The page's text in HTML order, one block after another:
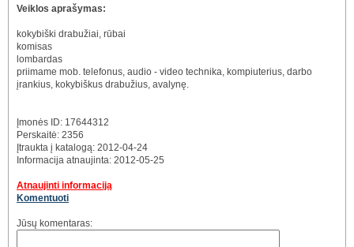
Veiklos aprašymas:
kokybiški drabužiai, rūbai
komisas
lombardas
priimame mob. telefonus, audio - video technika, kompiuterius, darbo
įrankius, kokybiškus drabužius, avalynę.
Įmonės ID: 17644312
Perskaitė: 2356
Įtraukta į katalogą: 2012-04-24
Informacija atnaujinta: 2012-05-25
Atnaujinti informaciją
Komentuoti
Jūsų komentaras: